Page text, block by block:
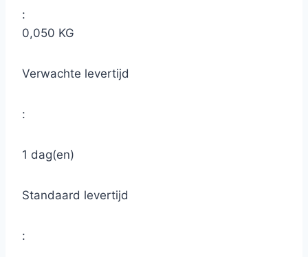
:
0,050 KG
Verwachte levertijd
:
1 dag(en)
Standaard levertijd
: